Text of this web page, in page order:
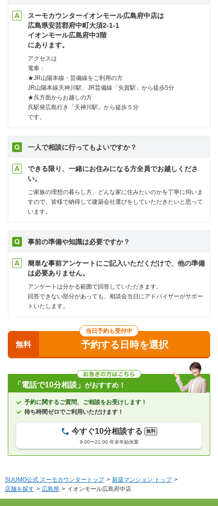
スーモカウンターイオンモール広島府中店は
広島県安芸郡府中町大須2-1-1
イオンモール広島府中3階
にあります。
アクセスは
電車：
★JR山陽本線・芸備線をご利用の方
JR山陽本線天神川駅、JR芸備線「矢賀駅」から徒歩5分
★呉方面からお越しの方
呉駅発広島行き「天神川駅」から徒歩５分
です。
一人で相談に行ってもよいですか？
できる限り、一緒にお住みになる方全員でお越しくださ
い。
ご家族の理想の暮らし方、どんな家に住みたいのかを丁寧に伺いま
すので、皆様で納得して建築会社選びをしていただきたいと思って
います。
事前の準備や知識は必要ですか？
簡単な事前アンケートにご記入いただくだけで、他の準備
は必要ありません。
アンケートは分かる範囲で回答していただきます。
回答できない部分があっても、相談会当日にアドバイザーがサポー
トいたします。
当日予約も受付中
無料 予約する日時を選択
「電話で10分相談」 がおすすめ！
予約に関するご質問、ご相談をお受けします！
待ち時間ゼロでご利用いただけます！
今すぐ10分相談する
無料
9:00〜21:00 年末年始休業
SUUMO公式 スーモカウンタートップ
新築マンション トップ
店舗を探す
広島県 イオンモール広島府中店